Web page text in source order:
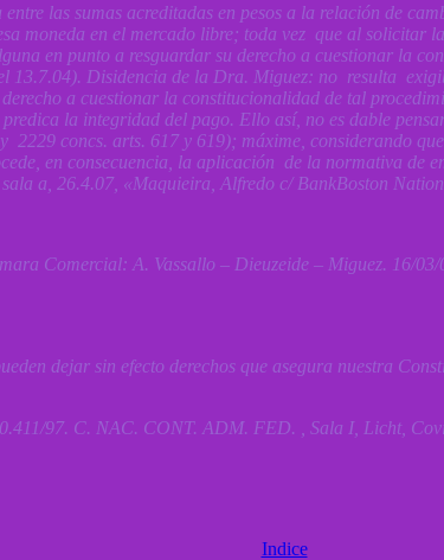
las sumas acreditadas en pesos a la relación de
moneda en el mercado libre; toda vez que al solicitar
en punto a resguardar su derecho a cuestionar la
13.7.04). Disidencia de la Dra. Miguez: no resulta
a cuestionar la constitucionalidad de tal
la integridad del pago. Ello así, no es dable
concs. arts. 617 y 619); máxime, considerando
en consecuencia, la aplicación de la normativa de
a, 26.4.07, «Maquieira, Alfredo c/ BankBoston
Comercial: A. Vassallo – Dieuzeide – Miguez. 16/03/
dejar sin efecto derechos que asegura nuestra
97. C. NAC. CONT. ADM. FED. , Sala I, Licht,
Indice